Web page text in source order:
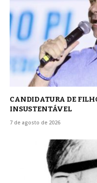
CANDIDATURA DE
INSUSTENTÁVEL
7 de agosto de 2026